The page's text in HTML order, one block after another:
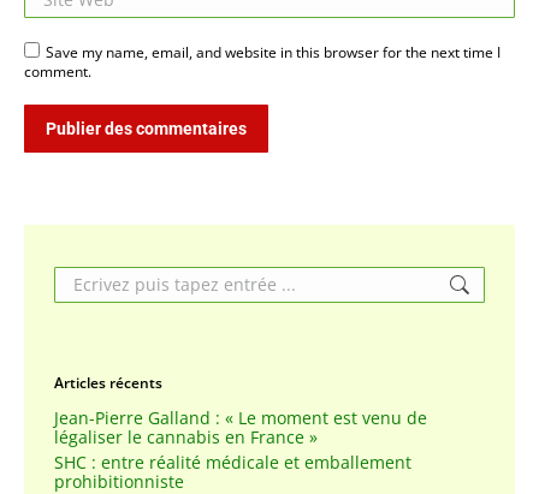
Save my name, email, and website in this browser for the next time I
comment.
Publier des commentaires
Search:
Articles récents
Jean-Pierre Galland : « Le moment est venu de
légaliser le cannabis en France »
SHC : entre réalité médicale et emballement
prohibitionniste